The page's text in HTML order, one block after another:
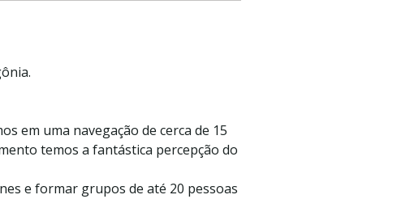
em uma navegação de cerca de 15
temos a fantástica percepção do
e formar grupos de até 20 pessoas